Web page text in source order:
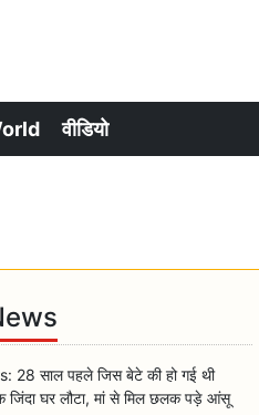
वीडियो